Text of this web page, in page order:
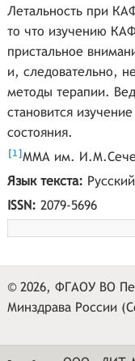
Летальность при
то что изучению
пристальное
и, следовательно,
методы терапии.
становится
состояния.
[1]ММА им.
Язык текста: Русский
ISSN: 2079-5696
© 2026, ФГАОУ ВО
Минздрава России